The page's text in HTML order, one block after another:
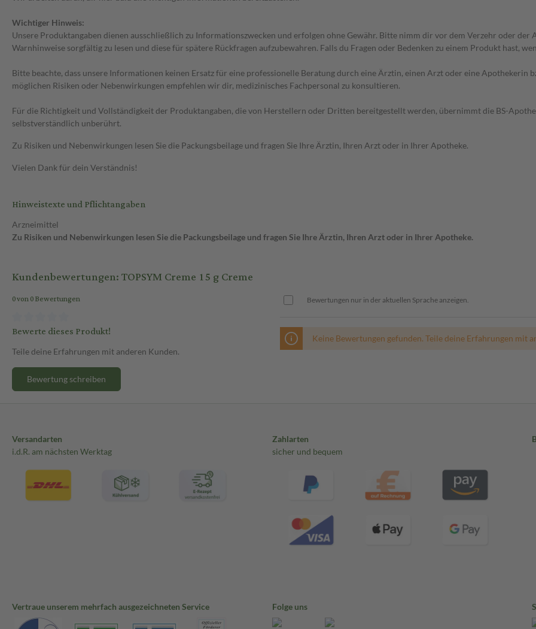
Wichtiger Hinweis:
Unsere Produktangaben dienen ausschließlich zu Informationszwecken und erfolgen ohne Gewähr. Bitte nimm dir vor dem Verzehr oder
Warnhinweise sorgfältig zu lesen und diese für spätere Rückfragen aufzubewahren. Falls du Fragen oder Bedenken zu einem Produkt hast,
Bitte beachte, dass unsere Informationen keinen Ersatz für eine professionelle Beratung durch eine Ärztin, einen Arzt oder eine Apothekerin
möglichen Risiken oder Nebenwirkungen empfehlen wir dir, medizinisches Fachpersonal zu konsultieren.
Für die Richtigkeit und Vollständigkeit der Produktangaben, die von Herstellern oder Dritten bereitgestellt werden, übernimmt die BS-
selbstverständlich unberührt.
Zu Risiken und Nebenwirkungen lesen Sie die Packungsbeilage und fragen Sie Ihre Ärztin, Ihren Arzt oder in Ihrer Apotheke.
Vielen Dank für dein Verständnis!
Hinweistexte und Pflichtangaben
Arzneimittel
Zu Risiken und Nebenwirkungen lesen Sie die Packungsbeilage und fragen Sie Ihre Ärztin, Ihren Arzt oder in Ihrer Apotheke.
Kundenbewertungen: TOPSYM Creme 15 g Creme
0 von 0 Bewertungen
Bewerte dieses Produkt!
Teile deine Erfahrungen mit anderen Kunden.
Bewertung schreiben
Bewertungen nur in der aktuellen Sprache anzeigen.
Keine Bewertungen gefunden. Teile deine Erfahrungen mit
Versandarten
i.d.R. am nächsten Werktag
Zahlarten
sicher und bequem
Vertraue unserem mehrfach ausgezeichneten Service Folge uns